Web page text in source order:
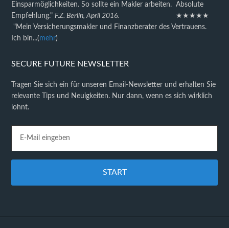
Einsparmöglichkeiten. So sollte ein Makler arbeiten. Absolute
Empfehlung." F.Z. Berlin, April 2016. ★★★★★
"Mein Versicherungsmakler und Finanzberater des Vertrauens.
Ich bin...(mehr)
SECURE FUTURE NEWSLETTER
Tragen Sie sich ein für unseren Email-Newsletter und erhalten Sie
relevante Tips und Neuigkeiten. Nur dann, wenn es sich wirklich
lohnt.